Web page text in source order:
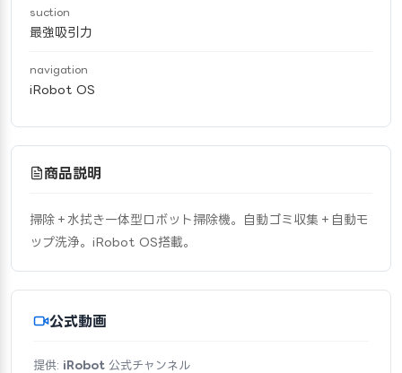
suction
最強吸引力
navigation
iRobot OS
商品説明
掃除＋水拭き一体型ロボット掃除機。自動ゴミ収集＋自動モ
ップ洗浄。iRobot OS搭載。
公式動画
提供: iRobot 公式チャンネル